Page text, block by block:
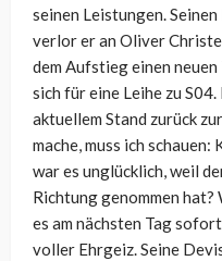
seinen Leistungen.
verlor er an Oliver
dem Aufstieg einen
sich für eine Leihe zu S04.
aktuellem Stand zurück
mache, muss ich
war es unglücklich, weil
Richtung genommen
es am nächsten Tag
voller Ehrgeiz. Seine